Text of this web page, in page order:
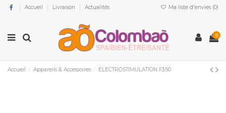
Accueil Livraison Actualités Ma liste d'envies (0)
0
Accueil Appareils & Accessoires ELECTROSTIMULATION F350